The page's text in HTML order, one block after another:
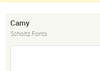
Camy
Scholtz Fonts